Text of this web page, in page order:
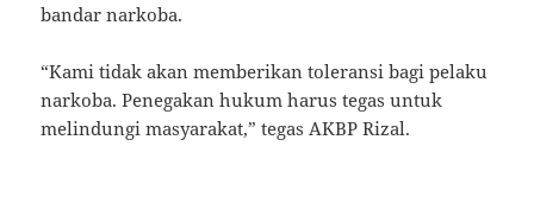
bandar narkoba.
“Kami tidak akan memberikan toleransi bagi pelaku
narkoba. Penegakan hukum harus tegas untuk
melindungi masyarakat,” tegas AKBP Rizal.